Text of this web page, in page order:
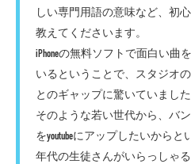
しい専門用語の意味など、初
教えてくださいます。
iPhoneの無料ソフトで面白い曲
いるということで、スタジオ
とのギャップに驚いていました
そのような若い世代から、バ
をyoutubeにアップしたいから
年代の生徒さんがいらっしゃる